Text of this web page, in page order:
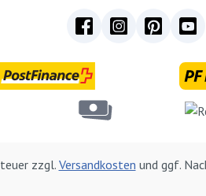
zzgl.Versandkosten und ggf.